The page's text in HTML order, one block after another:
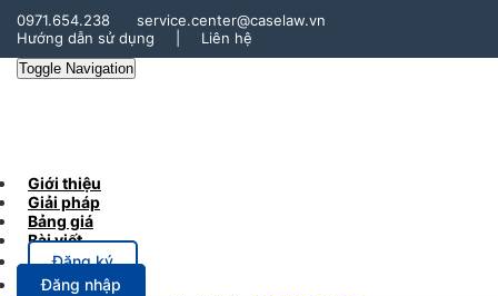
0971.654.238
service.center@caselaw.vn
Hướng dẫn sử dụng
Liên hệ
Toggle Navigation
Giới thiệu
Giải pháp
Bảng giá
Bài viết
Đăng ký
Đăng nhập